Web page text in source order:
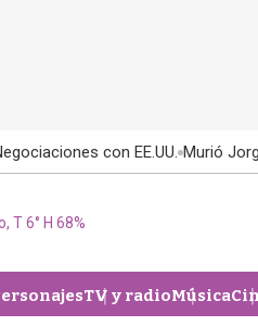
con EE.UU. Murió
T 6° H 68%
TV y radioMúsica